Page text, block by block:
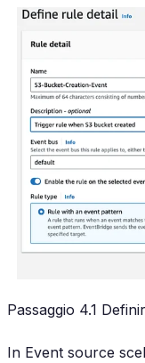
Passaggio 4.1
In Event source